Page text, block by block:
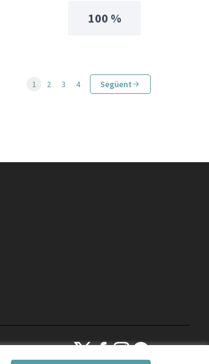
100 %
1 2 3 4 Següent
Decidim Sant Cugat a X
Decidim Sant Cugat a Facebook
Decidim Sant Cugat a
Decidim Sant Cugat